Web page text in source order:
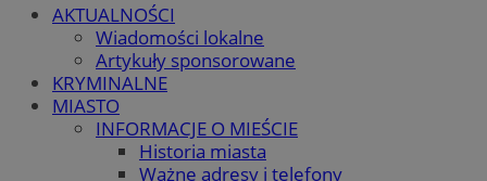
AKTUALNOŚCI
Wiadomości lokalne
Artykuły sponsorowane
KRYMINALNE
MIASTO
INFORMACJE O MIEŚCIE
Historia miasta
Ważne adresy i telefony